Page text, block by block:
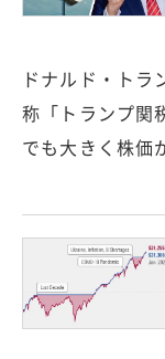
ドナルド・トラ
称「トランプ関
でも大きく株価